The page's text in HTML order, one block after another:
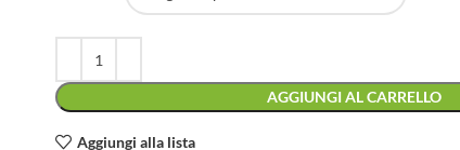
AGGIUNGI AL CARRELLO
Aggiungi alla lista